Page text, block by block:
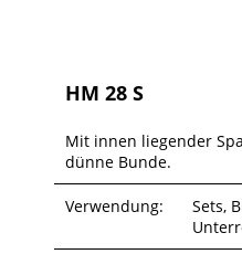
HM 28 S
Mit innen liegender
dünne Bunde.
Verwendung:
Sets,